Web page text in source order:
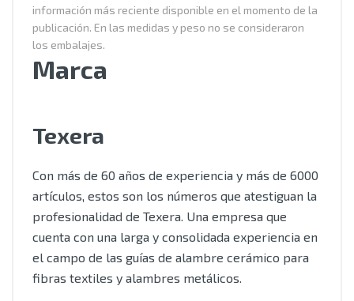
información más reciente disponible en el momento de la
publicación. En las medidas y peso no se consideraron
los embalajes.
Marca
Texera
Con más de 60 años de experiencia y más de 6000
artículos, estos son los números que atestiguan la
profesionalidad de Texera. Una empresa que
cuenta con una larga y consolidada experiencia en
el campo de las guías de alambre cerámico para
fibras textiles y alambres metálicos.